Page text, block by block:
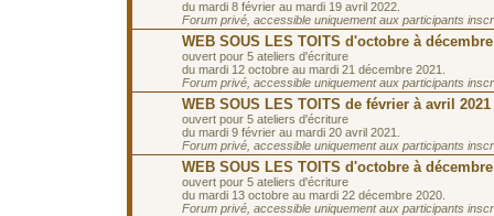
du mardi 8 février au mardi 19 avril 2022.
Forum privé, accessible uniquement aux participants
WEB SOUS LES TOITS d'octobre à décembre
ouvert pour 5 ateliers d'écriture
du mardi 12 octobre au mardi 21 décembre 2021.
Forum privé, accessible uniquement aux participants
WEB SOUS LES TOITS de février à avril 2021
ouvert pour 5 ateliers d'écriture
du mardi 9 février au mardi 20 avril 2021.
Forum privé, accessible uniquement aux participants
WEB SOUS LES TOITS d'octobre à décembre
ouvert pour 5 ateliers d'écriture
du mardi 13 octobre au mardi 22 décembre 2020.
Forum privé, accessible uniquement aux participants